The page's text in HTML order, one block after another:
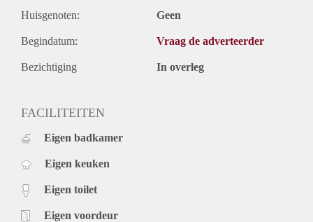
Huisgenoten: Geen
Begindatum: Vraag de adverteerder
Bezichtiging In overleg
FACILITEITEN
Eigen badkamer
Eigen keuken
Eigen toilet
Eigen voordeur